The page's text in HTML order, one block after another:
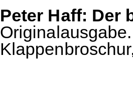
Peter Haff: Der